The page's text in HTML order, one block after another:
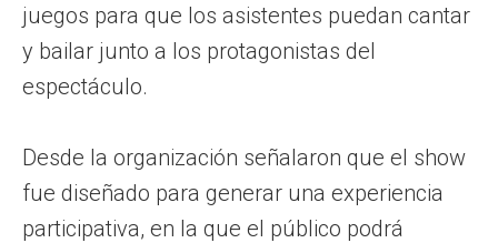
juegos para que los asistentes puedan cantar
y bailar junto a los protagonistas del
espectáculo.
Desde la organización señalaron que el show
fue diseñado para generar una experiencia
participativa, en la que el público podrá